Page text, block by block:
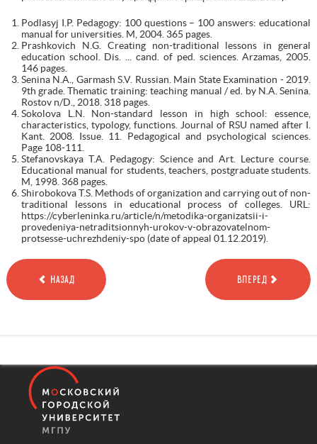
Podlasyj I.P. Pedagogy: 100 questions – 100 answers: educational
manual for universities. M, 2004. 365 pages.
Prashkovich N.G. Creating non-traditional lessons in general
education school. Dis. ... cand. of ped. sciences. Arzamas, 2005.
146 pages.
Senina N.A., Garmash S.V. Russian. Main State Examination - 2019.
9th grade. Thematic training: teaching manual / ed. by N.A. Senina.
Rostov n/D., 2018. 318 pages.
Sokolova L.N. Non-standard lesson in high school: essence,
characteristics, typology, functions. Journal of RSU named after I.
Kant. 2008. Issue. 11. Pedagogical and psychological sciences.
Page 108-111.
Stefanovskaya T.A. Pedagogy: Science and Art. Lecture course.
Educational manual for students, teachers, postgraduate students.
M, 1998. 368 pages.
Shirobokova T.S. Methods of organization and carrying out of non-
traditional lessons in educational process of colleges. URL:
https://cyberleninka.ru/article/n/metodika-organizatsii-i-
provedeniya-netraditsionnyh-urokov-v-obrazovatelnom-
protsesse-uchrezhdeniy-spo (date of appeal 01.12.2019).
НАЗАД ВПЕРЕД